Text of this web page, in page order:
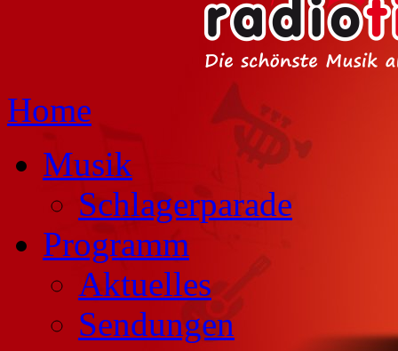
Home
Musik
Schlagerparade
Programm
Aktuelles
Sendungen